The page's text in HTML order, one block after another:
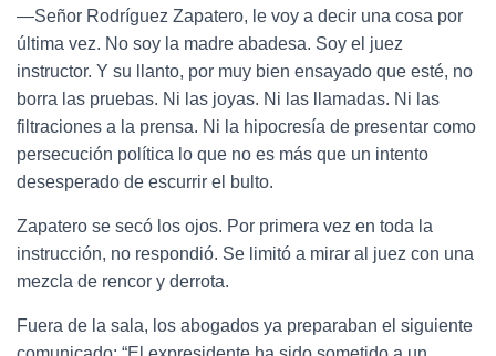
—Señor Rodríguez Zapatero, le voy a decir una cosa por
última vez. No soy la madre abadesa. Soy el juez
instructor. Y su llanto, por muy bien ensayado que esté, no
borra las pruebas. Ni las joyas. Ni las llamadas. Ni las
filtraciones a la prensa. Ni la hipocresía de presentar como
persecución política lo que no es más que un intento
desesperado de escurrir el bulto.
Zapatero se secó los ojos. Por primera vez en toda la
instrucción, no respondió. Se limitó a mirar al juez con una
mezcla de rencor y derrota.
Fuera de la sala, los abogados ya preparaban el siguiente